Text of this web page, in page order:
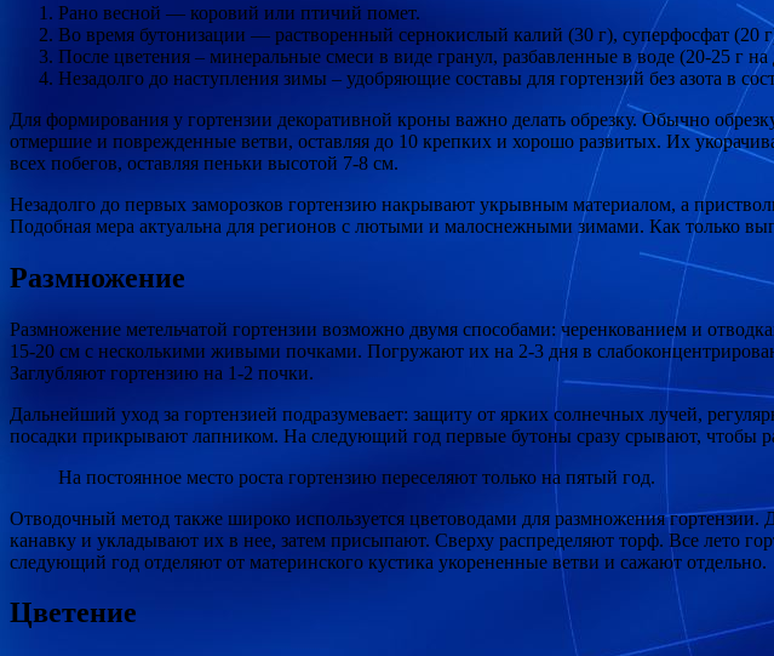
Рано весной — коровий или птичий помет.
Во время бутонизации — растворенный сернокислый калий (30 г), суперфосфат (20
После цветения – минеральные смеси в виде гранул, разбавленные в воде (20-25 г
Незадолго до наступления зимы – удобряющие составы для гортензий без азота в
Для формирования у гортензии декоративной кроны важно делать обрезку. Обычно
отмершие и поврежденные ветви, оставляя до 10 крепких и хорошо развитых. Их
всех побегов, оставляя пеньки высотой 7-8 см.
Незадолго до первых заморозков гортензию накрывают укрывным материалом, а
Подобная мера актуальна для регионов с лютыми и малоснежными зимами. Как только
Размножение
Размножение метельчатой гортензии возможно двумя способами: черенкованием и
15-20 см с несколькими живыми почками. Погружают их на 2-3 дня в
Заглубляют гортензию на 1-2 почки.
Дальнейший уход за гортензией подразумевает: защиту от ярких солнечных лучей,
посадки прикрывают лапником. На следующий год первые бутоны сразу срывают, чтобы
На постоянное место роста гортензию переселяют только на пятый год.
Отводочный метод также широко используется цветоводами для размножения
канавку и укладывают их в нее, затем присыпают. Сверху распределяют торф. Все лето
следующий год отделяют от материнского кустика укорененные ветви и сажают отдельно.
Цветение